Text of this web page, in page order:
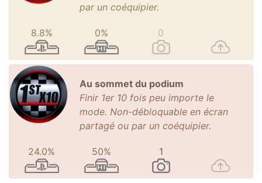
par un coéquipier.
8.8% 0% 0
Au sommet du podium
Finir 1er 10 fois peu importe le
mode. Non-débloquable en écran
partagé ou par un coéquipier.
24.0% 50% 1